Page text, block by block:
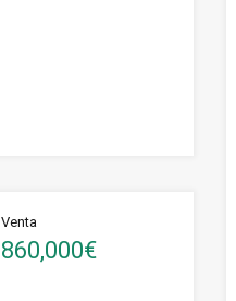
Venta
860,000€